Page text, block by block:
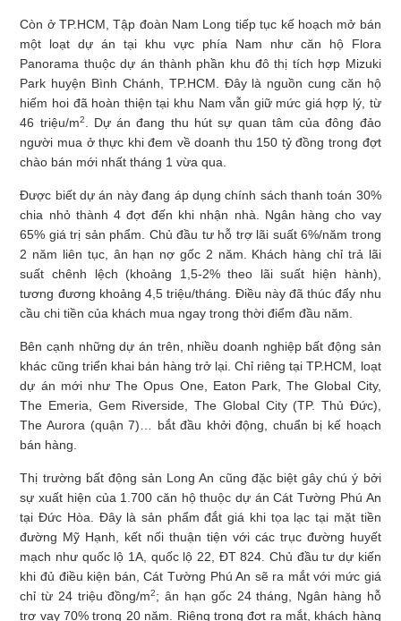
Còn ở TP.HCM, Tập đoàn Nam Long tiếp tục kế hoạch mở bán
một loạt dự án tại khu vực phía Nam như căn hộ Flora
Panorama thuộc dự án thành phần khu đô thị tích hợp Mizuki
Park huyện Bình Chánh, TP.HCM. Đây là nguồn cung căn hộ
hiếm hoi đã hoàn thiện tại khu Nam vẫn giữ mức giá hợp lý, từ
46 triệu/m2. Dự án đang thu hút sự quan tâm của đông đảo
người mua ở thực khi đem về doanh thu 150 tỷ đồng trong đợt
chào bán mới nhất tháng 1 vừa qua.
Được biết dự án này đang áp dụng chính sách thanh toán 30%
chia nhỏ thành 4 đợt đến khi nhận nhà. Ngân hàng cho vay
65% giá trị sản phẩm. Chủ đầu tư hỗ trợ lãi suất 6%/năm trong
2 năm liên tục, ân hạn nợ gốc 2 năm. Khách hàng chỉ trả lãi
suất chênh lệch (khoảng 1,5-2% theo lãi suất hiện hành),
tương đương khoảng 4,5 triệu/tháng. Điều này đã thúc đẩy nhu
cầu chi tiền của khách mua ngay trong thời điểm đầu năm.
Bên cạnh những dự án trên, nhiều doanh nghiệp bất động sản
khác cũng triển khai bán hàng trở lại. Chỉ riêng tại TP.HCM, loạt
dự án mới như The Opus One, Eaton Park, The Global City,
The Emeria, Gem Riverside, The Global City (TP. Thủ Đức),
The Aurora (quận 7)… bắt đầu khởi động, chuẩn bị kế hoạch
bán hàng.
Thị trường bất động sản Long An cũng đặc biệt gây chú ý bởi
sự xuất hiện của 1.700 căn hộ thuộc dự án Cát Tường Phú An
tại Đức Hòa. Đây là sản phẩm đắt giá khi tọa lạc tại mặt tiền
đường Mỹ Hạnh, kết nối thuận tiện với các trục đường huyết
mạch như quốc lộ 1A, quốc lộ 22, ĐT 824. Chủ đầu tư dự kiến
khi đủ điều kiện bán, Cát Tường Phú An sẽ ra mắt với mức giá
chỉ từ 24 triệu đồng/m2; ân hạn gốc 24 tháng, Ngân hàng hỗ
trợ vay 70% trong 20 năm. Riêng trong đợt ra mắt, khách hàng